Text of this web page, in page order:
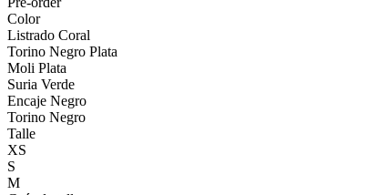
Color
Listrado Coral
Torino Negro Plata
Moli Plata
Suria Verde
Encaje Negro
Torino Negro
Talle
XS
S
M